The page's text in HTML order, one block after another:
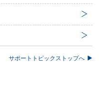
サポートトピックストップへ